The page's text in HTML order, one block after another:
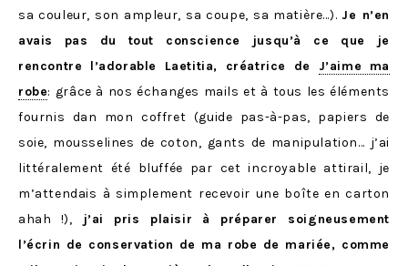
sa couleur, son ampleur, sa coupe, sa matière…). Je n’en
avais pas du tout conscience jusqu’à ce que je
rencontre l’adorable Laetitia, créatrice de J’aime ma
robe: grâce à nos échanges mails et à tous les éléments
fournis dan mon coffret (guide pas-à-pas, papiers de
soie, mousselines de coton, gants de manipulation… j’ai
littéralement été bluffée par cet incroyable attirail, je
m’attendais à simplement recevoir une boîte en carton
ahah !), j’ai pris plaisir à préparer soigneusement
l’écrin de conservation de ma robe de mariée, comme